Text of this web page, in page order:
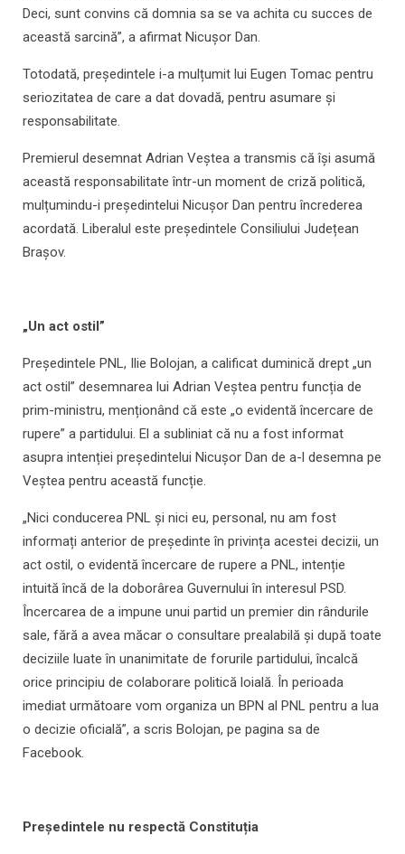
Deci, sunt convins că domnia sa se va achita cu succes de
această sarcină”, a afirmat Nicușor Dan.
Totodată, președintele i-a mulțumit lui Eugen Tomac pentru
seriozitatea de care a dat dovadă, pentru asumare și
responsabilitate.
Premierul desemnat Adrian Veștea a transmis că își asumă
această responsabilitate într-un moment de criză politică,
mulțumindu-i președintelui Nicușor Dan pentru încrederea
acordată. Liberalul este președintele Consiliului Județean
Brașov.
„Un act ostil”
Președintele PNL, Ilie Bolojan, a calificat duminică drept „un
act ostil” desemnarea lui Adrian Veștea pentru funcția de
prim-ministru, menționând că este „o evidentă încercare de
rupere” a partidului. El a subliniat că nu a fost informat
asupra intenției președintelui Nicușor Dan de a-l desemna pe
Veștea pentru această funcție.
„Nici conducerea PNL și nici eu, personal, nu am fost
informați anterior de președinte în privința acestei decizii, un
act ostil, o evidentă încercare de rupere a PNL, intenție
intuită încă de la doborârea Guvernului în interesul PSD.
Încercarea de a impune unui partid un premier din rândurile
sale, fără a avea măcar o consultare prealabilă și după toate
deciziile luate în unanimitate de forurile partidului, încalcă
orice principiu de colaborare politică loială. În perioada
imediat următoare vom organiza un BPN al PNL pentru a lua
o decizie oficială”, a scris Bolojan, pe pagina sa de
Facebook.
Președintele nu respectă Constituția